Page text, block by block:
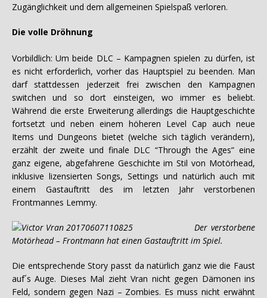
Zugänglichkeit und dem allgemeinen Spielspaß verloren.
Die volle Dröhnung
Vorbildlich: Um beide DLC – Kampagnen spielen zu dürfen, ist
es nicht erforderlich, vorher das Hauptspiel zu beenden. Man
darf stattdessen jederzeit frei zwischen den Kampagnen
switchen und so dort einsteigen, wo immer es beliebt.
Während die erste Erweiterung allerdings die Hauptgeschichte
fortsetzt und neben einem höheren Level Cap auch neue
Items und Dungeons bietet (welche sich täglich verändern),
erzählt der zweite und finale DLC “Through the Ages” eine
ganz eigene, abgefahrene Geschichte im Stil von Motörhead,
inklusive lizensierten Songs, Settings und natürlich auch mit
einem Gastauftritt des im letzten Jahr verstorbenen
Frontmannes Lemmy.
Der verstorbene
Motörhead – Frontmann hat einen Gastauftritt im Spiel.
Die entsprechende Story passt da natürlich ganz wie die Faust
auf´s Auge. Dieses Mal zieht Vran nicht gegen Dämonen ins
Feld, sondern gegen Nazi – Zombies. Es muss nicht erwähnt